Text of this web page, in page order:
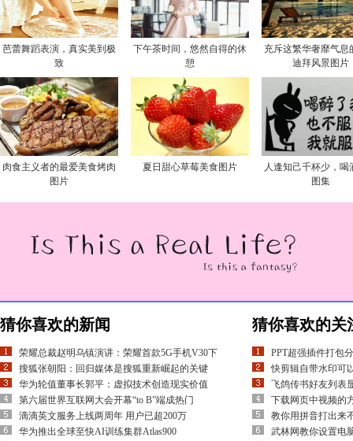
芭蕾舞蹈表演，真实美到极
致
下午茶时间，悠然自得的休
憩
充斥这繁华奢靡气息
迪拜风景图片
肉食主义者的最爱美食烤肉
图片
夏日甜心草莓美食图片
人逢知己千杯少，喝
图集
猜你喜欢的新闻
荣耀总裁赵明乌镇演讲：荣耀首款5G手机V30下
搜狐张朝阳：回归媒体是搜狐重新崛起的关键
华为轮值董事长郭平：虚拟技术创造现实价值
第六届世界互联网大会开幕“to B”端成热门
滴滴英文服务上线两周年 用户已超200万
华为推出全球至快AI训练集群Atlas900
猜你喜欢的关
PPT超强插件打包
快剪辑自带水印可
飞鸽传书好友列表
下载网页中视频的
教你用拼音打出来
武林网教你设置电